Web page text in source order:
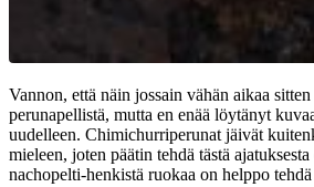
Vannon, että näin jossain vähän aikaa
perunapellistä, mutta en enää löytänyt
uudelleen. Chimichurriperunat jäivät
mieleen, joten päätin tehdä tästä
nachopelti-henkistä ruokaa on helppo